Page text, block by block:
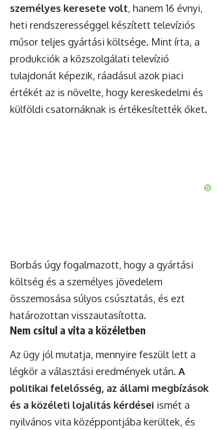
személyes keresete volt, hanem 16 évnyi,
heti rendszerességgel készített televíziós
műsor teljes gyártási költsége. Mint írta, a
produkciók a közszolgálati televízió
tulajdonát képezik, ráadásul azok piaci
értékét az is növelte, hogy kereskedelmi és
külföldi csatornáknak is értékesítették őket.
Borbás úgy fogalmazott, hogy a gyártási
költség és a személyes jövedelem
összemosása súlyos csúsztatás, és ezt
határozottan visszautasította.
Nem csitul a vita a közéletben
Az ügy jól mutatja, mennyire feszült lett a
légkör a választási eredmények után. A
politikai felelősség, az állami megbízások
és a közéleti lojalitás kérdései ismét a
nyilvános vita középpontjába kerültek, és
Watch Ad to Continue Browsing
You will be able to continue browsing for 24 hours after
watching the ad.
Watch Ad